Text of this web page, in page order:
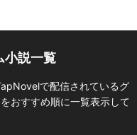
小説一覧
で配信されているグ
おすすめ順に一覧表示して